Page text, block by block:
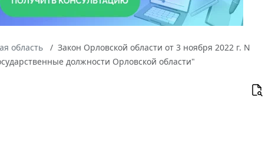
область
Закон Орловской области от 3 ноября 2022 г. N
должности Орловской области"